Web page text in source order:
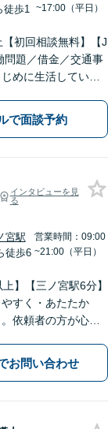
徒歩1
~17:00（平日）
初回相談無料】【J
問題／借金／交通事
めに生活している
ます。関西学院大
ール）の現役教
で面談予約
インタビューを見
る
宮駅
徒歩6
営業時間：09:00
~21:00（平日）
】【三ノ宮駅6分】
すく・あたたか
依頼者の方が心か
【夜間休日/電話相
20分無料】
お問い合わせ